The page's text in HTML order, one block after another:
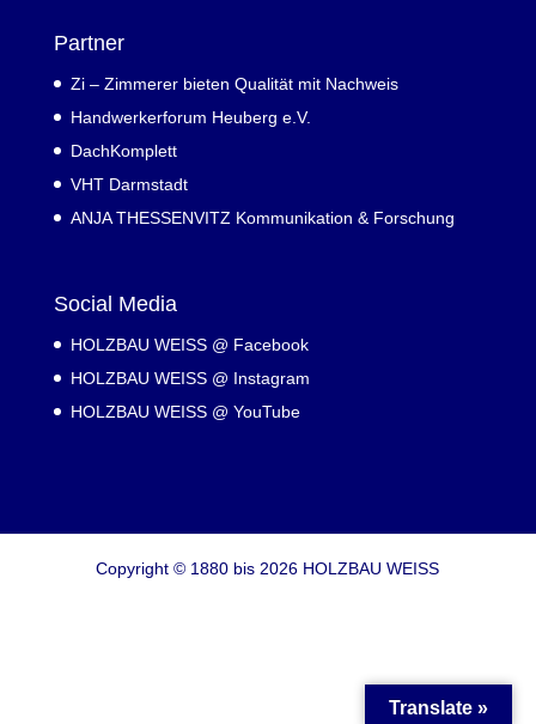
Partner
Zi – Zimmerer bieten Qualität mit Nachweis
Handwerkerforum Heuberg e.V.
DachKomplett
VHT Darmstadt
ANJA THESSENVITZ Kommunikation & Forschung
Social Media
HOLZBAU WEISS @ Facebook
HOLZBAU WEISS @ Instagram
HOLZBAU WEISS @ YouTube
Copyright © 1880 bis 2026 HOLZBAU WEISS
Translate »